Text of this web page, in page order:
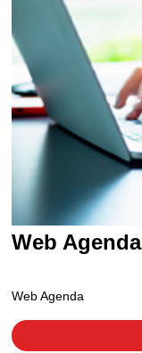
Web Agenda
Web Agenda